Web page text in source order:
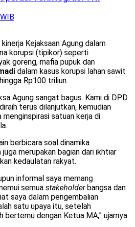
Kejaksaan Agung dalam
korupsi (tipikor) seperti
goreng, mafia pupuk dan
dalam kasus korupsi lahan sawit
Rp100 triliun.
Agung sangat bagus. Kami di DPD
terus dilanjutkan, kemudian
satuan kerja di
berbicara soal dinamika
merupakan bagian dari ikhtiar
kedaulatan rakyat.
informal saya memang
semua stakeholderbangsa dan
saya dalam pengembalian
satu upaya itu, setelah
bertemu dengan Ketua MA,” ujarnya.